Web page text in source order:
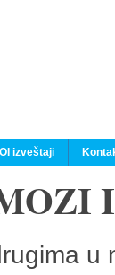
izveštaji